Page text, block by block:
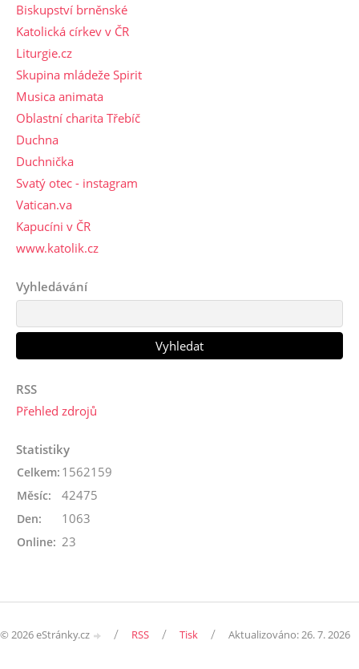
Biskupství brněnské
Katolická církev v ČR
Liturgie.cz
Skupina mládeže Spirit
Musica animata
Oblastní charita Třebíč
Duchna
Duchnička
Svatý otec - instagram
Vatican.va
Kapucíni v ČR
www.katolik.cz
Vyhledávání
RSS
Přehled zdrojů
Statistiky
Online: 23
Celkem: 1562159
Měsíc: 42475
Den: 1063
© 2026 eStránky.cz / RSS / Tisk / Aktualizováno: 26. 7. 2026